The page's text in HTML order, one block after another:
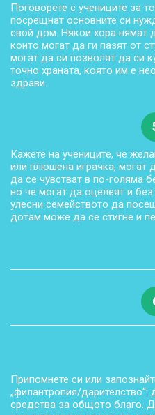
Поговорете с учениците за
посрещнат основните си
свой дом. Някои хора нямат
които могат да ги пазят от
могат да си позволят да си
точно храната, която им е
здрави.
Кажете на учениците, че
или плюшена играчка, могат
да се чувстват в по-голяма
но че могат да оцелеят и
улесни семейството да
дотам може да се стигне и
Припомнете си или
„филантропия/
средства за общото благо.